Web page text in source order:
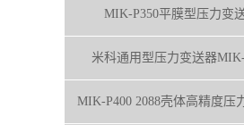
MIK-P350平膜型压力变
米科通用型压力变送器
MIK-P400 2088壳体高精度压